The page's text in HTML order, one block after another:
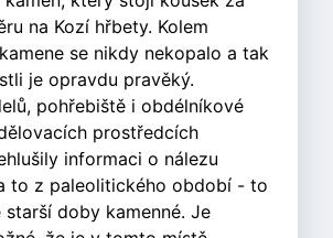
na Kozí hřbety. Kolem
se nikdy nekopalo a tak
je opravdu pravěký.
pohřebiště i obdélníkové
prostředcích
informaci o nálezu
to z paleolitického období - to
starší doby kamenné. Je